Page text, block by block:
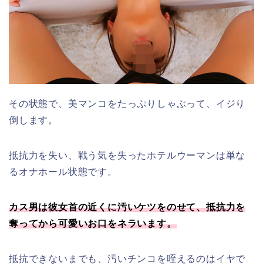
その状態で、美マンコをたっぷりしゃぶって、イジり
倒します。
抵抗力を失い、戦う気を失ったホテルウーマンは単な
るオナホール状態です。
カス男は彼女首の近くに汚いケツをのせて、抵抗力を
奪ってから可愛いお口をネラいます。
抵抗できないまでも、汚いチンコを咥えるのはイヤで